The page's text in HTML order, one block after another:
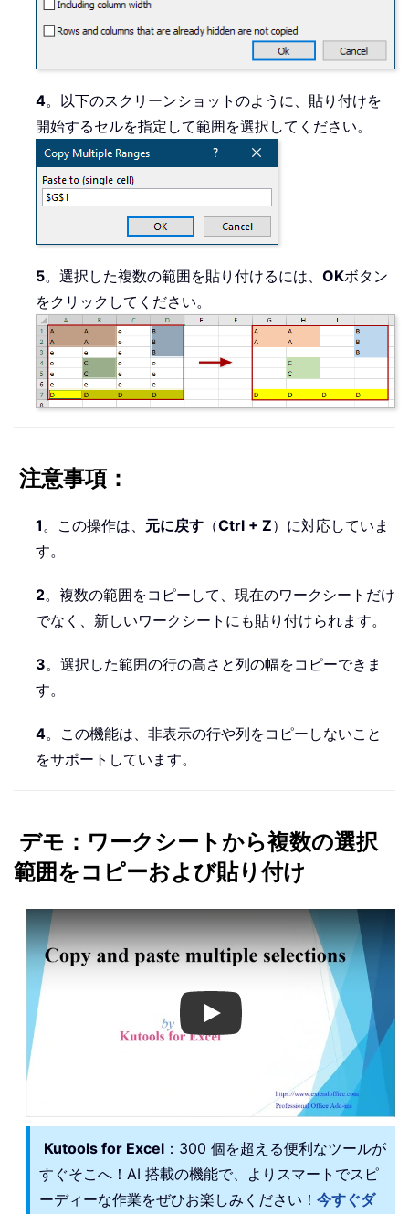
4。以下のスクリーンショットのように、貼り付けを
開始するセルを指定して範囲を選択してください。
5。選択した複数の範囲を貼り付けるには、 OKボタン
をクリックしてください。
注意事項：
1。この操作は、 元に戻す （Ctrl + Z）に対応していま
す。
2。複数の範囲をコピーして、現在のワークシートだけ
でなく、新しいワークシートにも貼り付けられます。
3。選択した範囲の行の高さと列の幅をコピーできま
す。
4。この機能は、非表示の行や列をコピーしないこと
をサポートしています。
デモ：ワークシートから複数の選択
範囲をコピーおよび貼り付け
Play
Kutools for Excel ：300 個を超える便利なツールが
すぐそこへ！AI 搭載の機能で、よりスマートでスピ
ーディーな作業をぜひお楽しみください！ 今すぐダ